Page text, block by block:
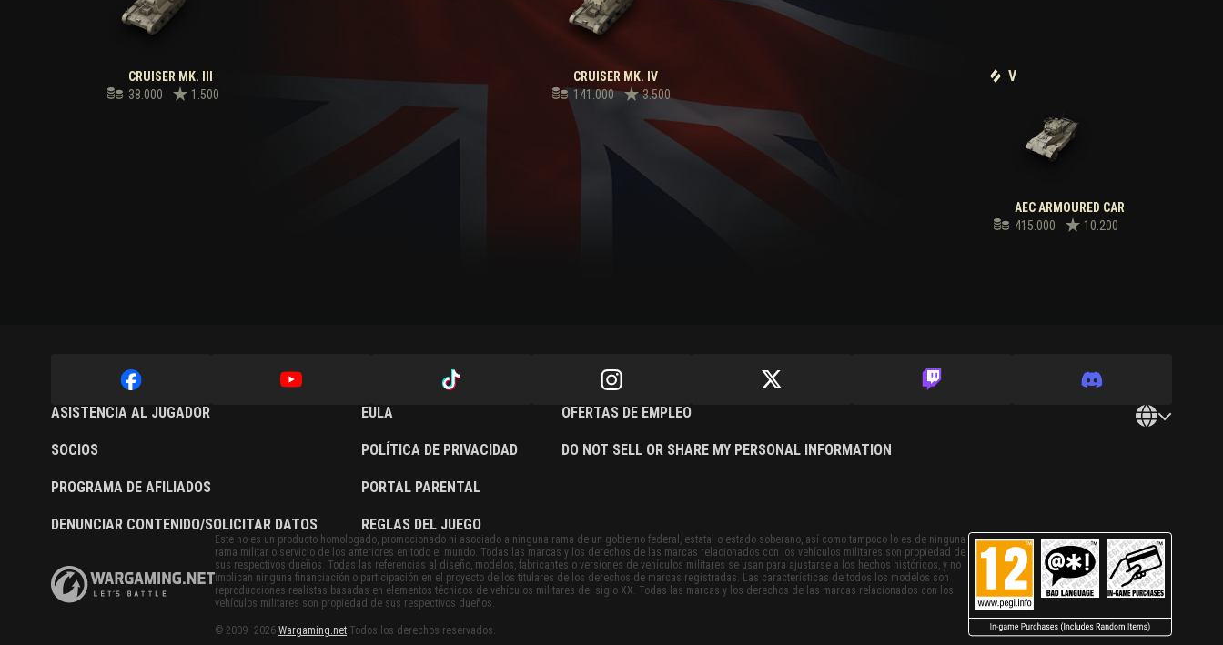
CRUISER MK. III
38.000
1.500
CRUISER MK. IV
141.000
3.500
AEC ARMOURED CAR
415.000
10.200
V
ASISTENCIA AL JUGADOR
SOCIOS
PROGRAMA DE AFILIADOS
DENUNCIAR CONTENIDO/SOLICITAR DATOS
EULA
POLÍTICA DE PRIVACIDAD
PORTAL PARENTAL
REGLAS DEL JUEGO
OFERTAS DE EMPLEO
DO NOT SELL OR SHARE MY PERSONAL INFORMATION
Este no es un producto homologado, promocionado ni asociado a ninguna rama de un gobierno federal, estatal o estado soberano, así como tampoco lo es de ninguna
rama militar o servicio de los anteriores en todo el mundo. Todas las marcas y los derechos de las marcas relacionados con los vehículos militares son propiedad de
sus respectivos dueños. Todas las referencias al diseño, modelos, fabricantes o versiones de vehículos militares se usan para ajustarse a los hechos históricos, y no
implican ninguna financiación o participación en el proyecto de los titulares de los derechos de marcas registradas. Las características de todos los modelos son
reproducciones realistas basadas en elementos técnicos de vehículos militares del siglo XX. Todas las marcas y los derechos de las marcas relacionados con los
vehículos militares son propiedad de sus respectivos dueños.
© 2009–2026 Wargaming.net Todos los derechos reservados.